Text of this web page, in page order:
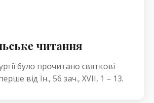
читання
було прочитано святкові
від Ін., 56 зач., XVII, 1 – 13.